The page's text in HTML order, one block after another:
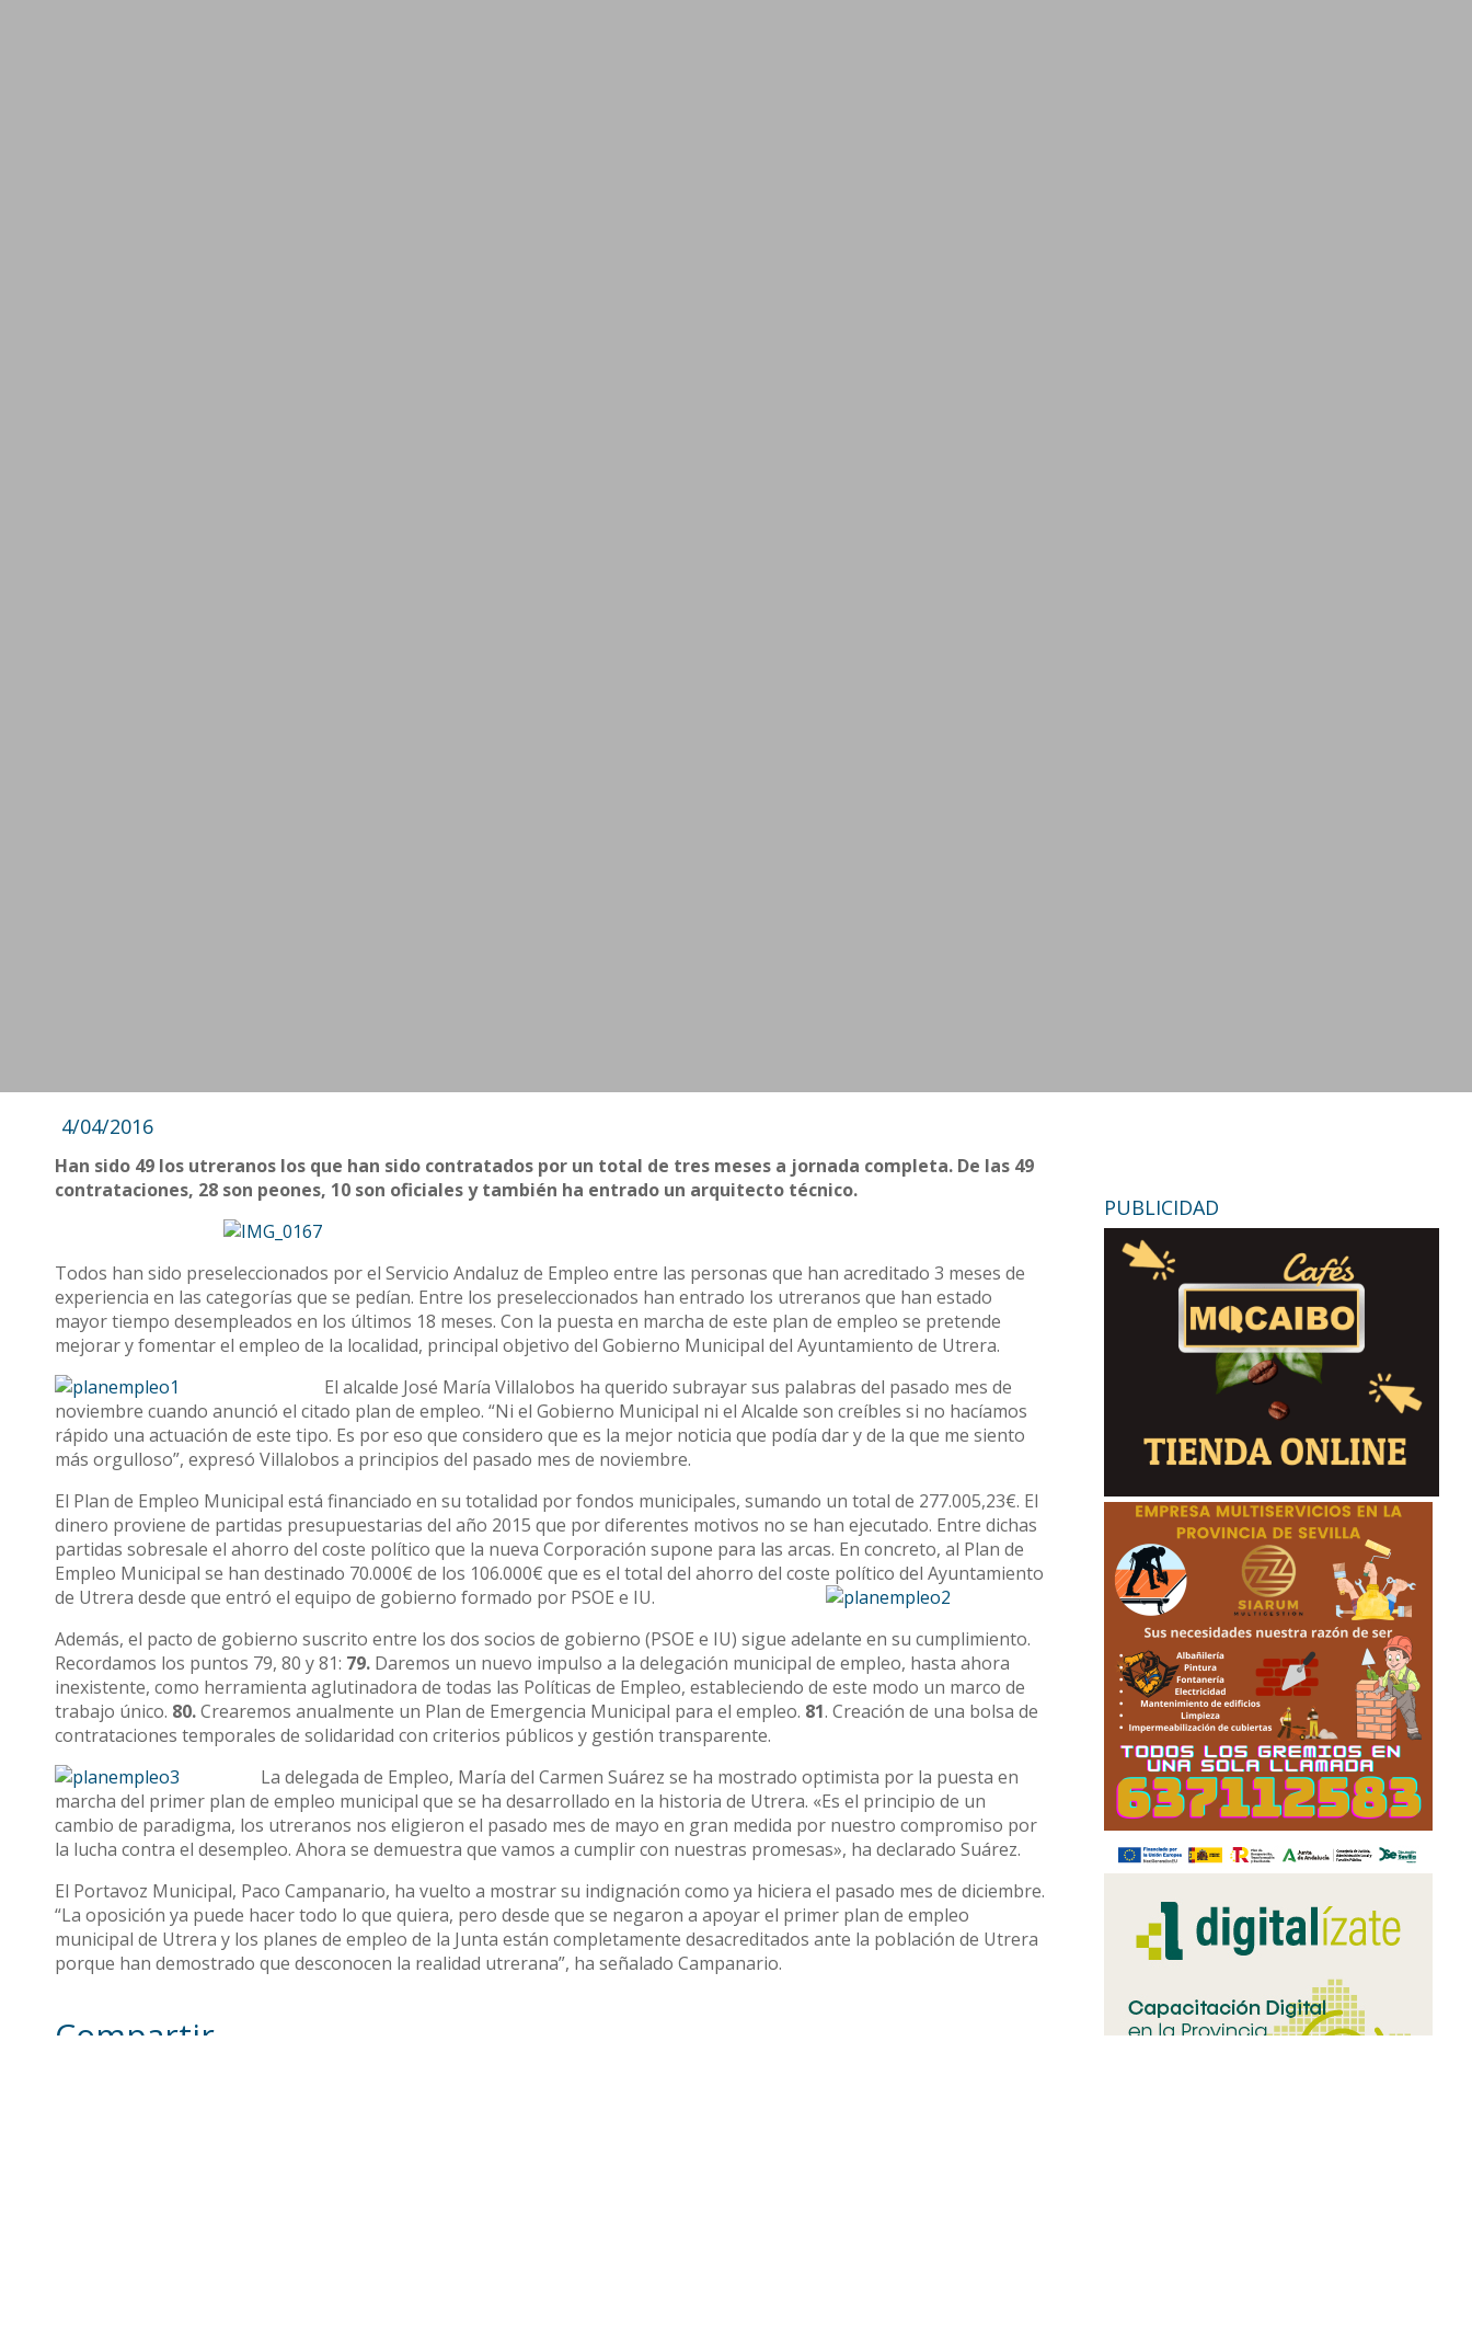
4/04/2016
Han sido 49 los utreranos los que han sido contratados por un total de tres meses a jornada completa. De las 49
contrataciones, 28 son peones, 10 son oficiales y también ha entrado un arquitecto técnico.
Todos han sido preseleccionados por el Servicio Andaluz de Empleo entre las personas que han acreditado 3 meses de
experiencia en las categorías que se pedían. Entre los preseleccionados han entrado los utreranos que han estado
mayor tiempo desempleados en los últimos 18 meses. Con la puesta en marcha de este plan de empleo se pretende
mejorar y fomentar el empleo de la localidad, principal objetivo del Gobierno Municipal del Ayuntamiento de Utrera.
El alcalde José María Villalobos ha querido subrayar sus palabras del pasado mes de
noviembre cuando anunció el citado plan de empleo. “Ni el Gobierno Municipal ni el Alcalde son creíbles si no hacíamos
rápido una actuación de este tipo. Es por eso que considero que es la mejor noticia que podía dar y de la que me siento
más orgulloso”, expresó Villalobos a principios del pasado mes de noviembre.
El Plan de Empleo Municipal está financiado en su totalidad por fondos municipales, sumando un total de 277.005,23€. El
dinero proviene de partidas presupuestarias del año 2015 que por diferentes motivos no se han ejecutado. Entre dichas
partidas sobresale el ahorro del coste político que la nueva Corporación supone para las arcas. En concreto, al Plan de
Empleo Municipal se han destinado 70.000€ de los 106.000€ que es el total del ahorro del coste político del Ayuntamiento
de Utrera desde que entró el equipo de gobierno formado por PSOE e IU.
Además, el pacto de gobierno suscrito entre los dos socios de gobierno (PSOE e IU) sigue adelante en su cumplimiento.
Recordamos los puntos 79, 80 y 81: 79. Daremos un nuevo impulso a la delegación municipal de empleo, hasta ahora
inexistente, como herramienta aglutinadora de todas las Políticas de Empleo, estableciendo de este modo un marco de
trabajo único. 80.Crearemos anualmente un Plan de Emergencia Municipal para el empleo. 81. Creación de una bolsa de
contrataciones temporales de solidaridad con criterios públicos y gestión transparente.
La delegada de Empleo, María del Carmen Suárez se ha mostrado optimista por la puesta en
marcha del primer plan de empleo municipal que se ha desarrollado en la historia de Utrera. «Es el principio de un
cambio de paradigma, los utreranos nos eligieron el pasado mes de mayo en gran medida por nuestro compromiso por
la lucha contra el desempleo. Ahora se demuestra que vamos a cumplir con nuestras promesas», ha declarado Suárez.
El Portavoz Municipal, Paco Campanario, ha vuelto a mostrar su indignación como ya hiciera el pasado mes de diciembre.
“La oposición ya puede hacer todo lo que quiera, pero desde que se negaron a apoyar el primer plan de empleo
municipal de Utrera y los planes de empleo de la Junta están completamente desacreditados ante la población de Utrera
porque han demostrado que desconocen la realidad utrerana”, ha señalado Campanario.
Compartir
PUBLICIDAD